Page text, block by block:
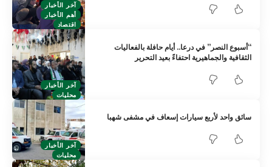
آخر الأخبار
أهم الأخبار
اقتصاد
آخر الأخبار
محليات
“أسبوع النصر” في درعا.. أيام حافلة بالفعاليات
الثقافية والجماهيرية احتفاءً بعيد التحرير
آخر الأخبار
محليات
سائق واحد لأربع سيارات إسعاف في مشفى شهبا